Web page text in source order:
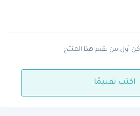
كن أول من يقيم هذا المنتج
اكتب تقييمًا